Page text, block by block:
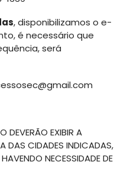
, disponibilizamos o e-
é necessário que
será
DEVERÃO EXIBIR A
DAS CIDADES INDICADAS,
NECESSIDADE DE